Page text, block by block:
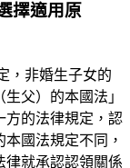
擇適用原
，非婚生子女的
父）的本國法」
方的法律規定，認
國法規定不同，
律就承認認領關係